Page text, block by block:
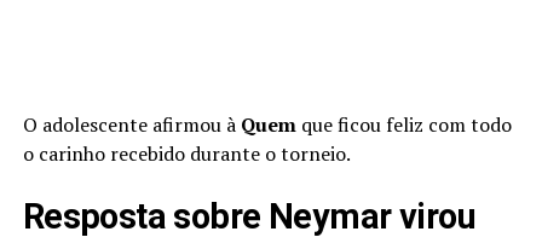
O adolescente afirmou à Quemque ficou feliz com todo
o carinho recebido durante o torneio.
Resposta sobre Neymar virou